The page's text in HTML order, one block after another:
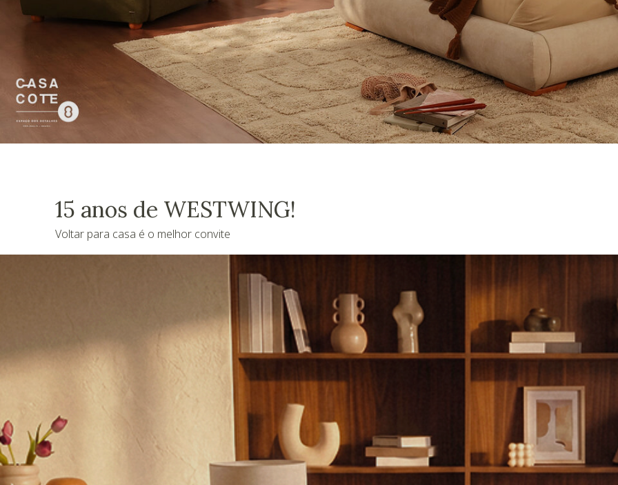
15 anos de WESTWING!
Voltar para casa é o melhor convite